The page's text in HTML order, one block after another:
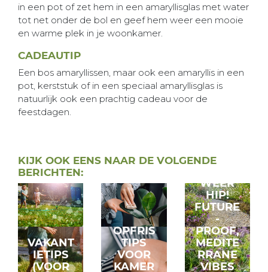
in een pot of zet hem in een amaryllisglas met water
tot net onder de bol en geef hem weer een mooie
en warme plek in je woonkamer.
CADEAUTIP
Een bos amaryllissen, maar ook een amaryllis in een
pot, kerststuk of in een speciaal amaryllisglas is
natuurlijk ook een prachtig cadeau voor de
feestdagen.
KIJK OOK EENS NAAR DE VOLGENDE
BERICHTEN:
VAKANT
IETIPS
(VOOR
OPFRIS
TIPS
VOOR
KAMER
GRIND
WEER
HIP!
FUTURE
-
PROOF,
MEDITE
RRANE
VIBES